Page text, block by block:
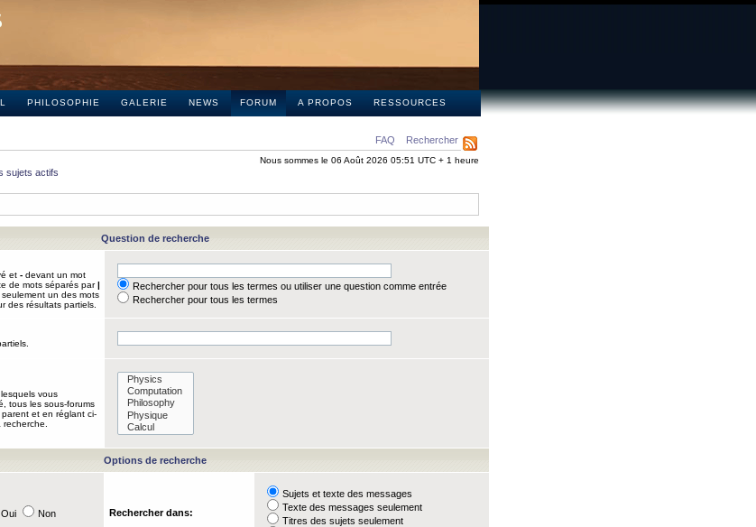
PHILOSOPHIE GALERIE NEWS FORUM A PROPOS RESSOURCES
FAQ Rechercher
Nous sommes le 06 Août 2026 05:51 UTC + 1 heure
sujets actifs
Question de recherche
et - devant un mot
de mots séparés par|
un des mots
des résultats partiels.
Rechercher pour tous les termes ou utiliser une question comme entrée
Rechercher pour tous les termes
vous
tous les sous-forums
et en réglant ci-
Options de recherche
Oui Non Rechercher dans:
Sujets et texte des messages
Texte des messages seulement
Titres des sujets seulement